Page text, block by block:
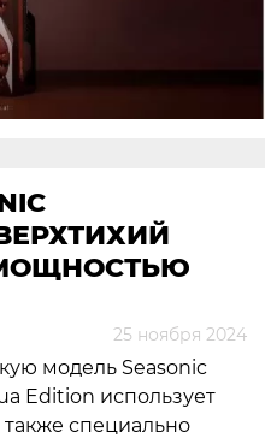
25 ноября 2024
модель Seasonic
Edition использует
также специально